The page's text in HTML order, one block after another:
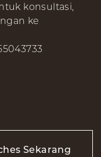
konsultasi,
ke
Sekarang